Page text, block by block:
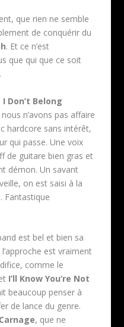
que rien ne semble
de conquérir du
. Et ce n’est
que qui que ce soit
I Don’t Belong
n’avons pas affaire
hardcore sans intérêt,
qui passe. Une voix
de guitare bien gras et
démon. Un savant
on est saisi à la
Fantastique
est bel et bien sa
est vraiment
comme le
I’ll Know You’re Not
beaucoup penser à
de lance du genre.
, que ne